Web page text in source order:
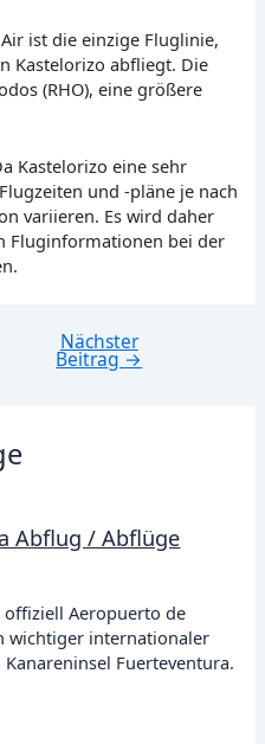
ist die einzige Fluglinie,
Kastelorizo abfliegt. Die
(RHO), eine größere
Kastelorizo eine sehr
und -pläne je nach
variieren. Es wird daher
Fluginformationen bei der
Nächster
Beitrag→
Abflug / Abflüge
offiziell Aeropuerto de
wichtiger internationaler
Fuerteventura.